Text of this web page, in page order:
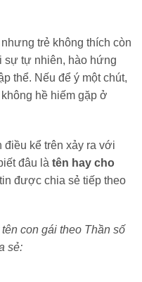
trẻ không thích còn
sự tự nhiên, hào hứng
thể. Nếu để ý một chút,
hề hiếm gặp ở
điều kể trên xảy ra với
đâu là tên hay cho
được chia sẻ tiếp theo
con gái theo Thần số
sẻ: